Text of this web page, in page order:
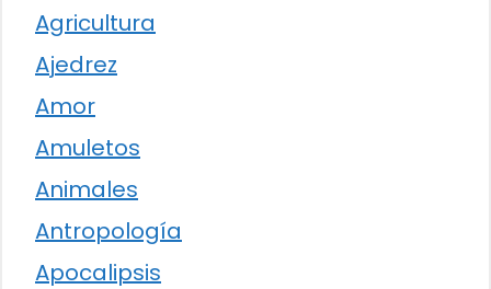
Agricultura
Ajedrez
Amor
Amuletos
Animales
Antropología
Apocalipsis